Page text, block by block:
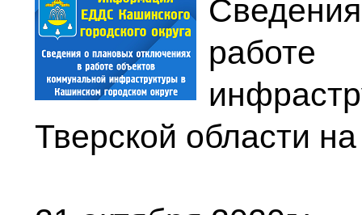
работе
Тверской области